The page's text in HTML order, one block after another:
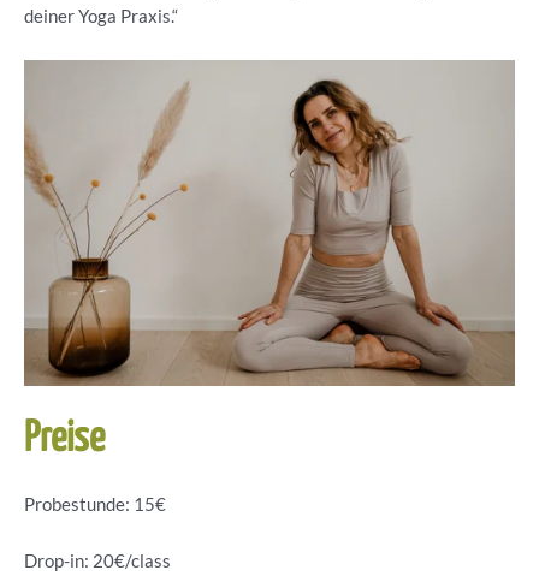
deiner Yoga Praxis.“
Preise
Probestunde: 15€
Drop-in: 20€/class